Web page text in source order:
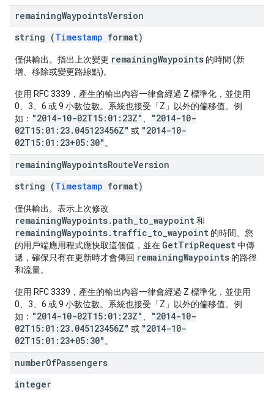
remainingWaypointsVersion
string (Timestamp format)
僅供輸出。指出上次變更 remainingWaypoints 的時間 (新
增、移除或變更路線點)。
使用 RFC 3339，產生的輸出內容一律會經過 Z 標準化，並使用
0、3、6 或 9 小數位數。系統也接受「Z」以外的偏移值。例
如： "2014-10-02T15:01:23Z"
"2014-10-
02T15:01:23.045123456Z" 或 "2014-10-
02T15:01:23+05:30" 。
remainingWaypointsRouteVersion
string (Timestamp format)
僅供輸出。表示上次修改
remainingWaypoints.path_to_waypoint和
remainingWaypoints.traffic_to_waypoint 的時間。您
的用戶端應用程式應快取這個值，並在 GetTripRequest中傳
遞，確保只有在更新時才會傳回 remainingWaypoints 的路徑
和流量。
使用 RFC 3339，產生的輸出內容一律會經過 Z 標準化，並使用
0、3、6 或 9 小數位數。系統也接受「Z」以外的偏移值。例
如： "2014-10-02T15:01:23Z"
"2014-10-
02T15:01:23.045123456Z" 或 "2014-10-
02T15:01:23+05:30" 。
numberOfPassengers
integer